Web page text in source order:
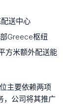
送中心
Greece枢纽
方米额外配送能
主要依赖两项
，公司将其推广